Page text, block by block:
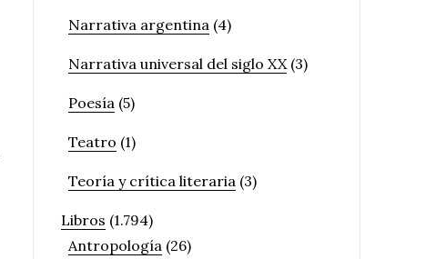
Narrativa argentina (4)
Narrativa universal del siglo XX(3)
Poesía (5)
Teatro (1)
Teoría y crítica literaria (3)
Libros (1.794)
Antropología (26)